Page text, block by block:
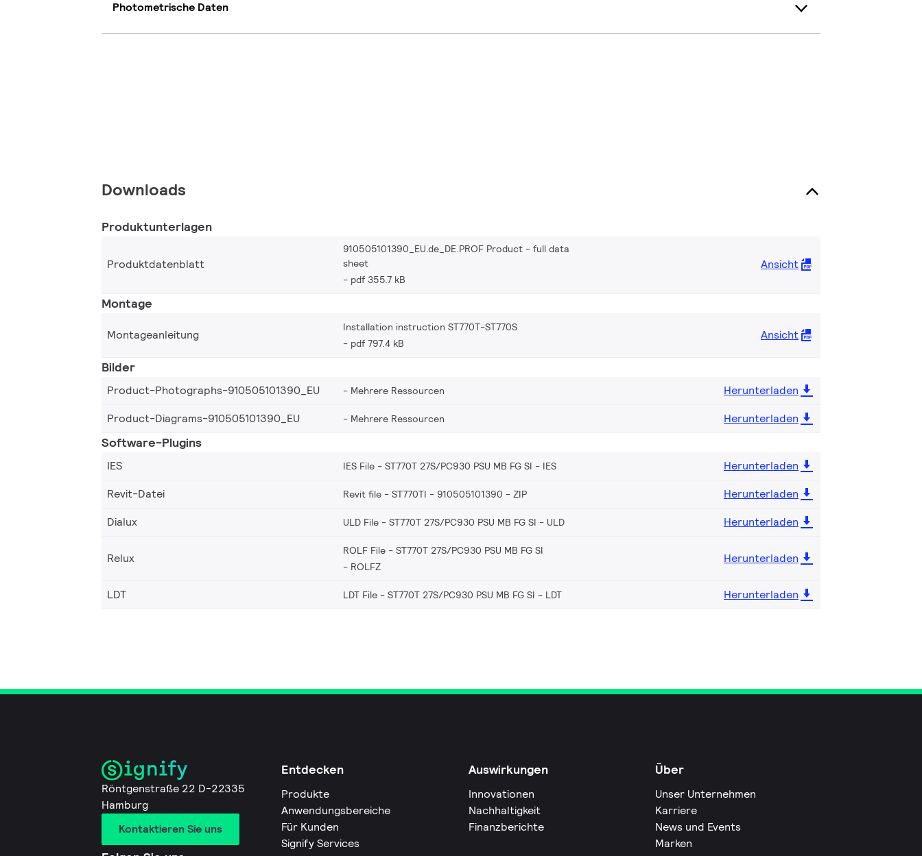
Photometrische Daten
Downloads
Produktunterlagen
Produktdatenblatt
910505101390_EU.de_DE.PROF Product - full data
sheet
pdf 355.7 kB
Ansicht
Montage
Montageanleitung
Installation instruction ST770T-ST770S
pdf 797.4 kB
Ansicht
Bilder
Product-Photographs-910505101390_EU Mehrere Ressourcen
Herunterladen
Product-Diagrams-910505101390_EU
Mehrere Ressourcen Herunterladen
Software-Plugins
IES IES File - ST770T 27S/PC930 PSU MB FG SI IES
Herunterladen
Revit-Datei
Revit file - ST770TI - 910505101390 ZIP
Herunterladen
Dialux
ULD File - ST770T 27S/PC930 PSU MB FG SI ULD Herunterladen
Relux
ROLF File - ST770T 27S/PC930 PSU MB FG SI
ROLFZ
Herunterladen
LDT LDT File - ST770T 27S/PC930 PSU MB FG SI LDT Herunterladen
Röntgenstraße 22 D-22335
Hamburg
Kontaktieren Sie uns
Entdecken
Produkte
Anwendungsbereiche
Für Kunden
Signify Services
Auswirkungen
Innovationen
Nachhaltigkeit
Finanzberichte
Über
Unser Unternehmen
Karriere
News und Events
Marken